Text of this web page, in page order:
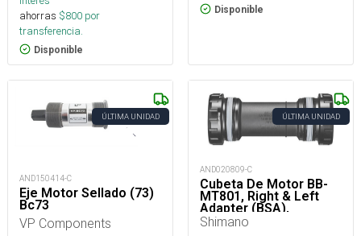
ahorras $800 por
transferencia.
Disponible
Disponible
ÚLTIMA UNIDAD
AND150414-C
Eje Motor Sellado (73)
Bc73
VP Components
ÚLTIMA UNIDAD
AND020809-C
Cubeta De Motor BB-
MT801, Right & Left
Adapter (BSA),
Bearing, Inner Cover
Shimano